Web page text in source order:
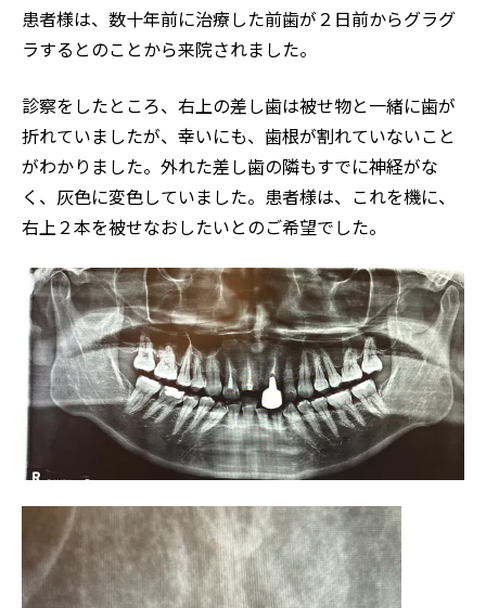
患者様は、数十年前に治療した前歯が２日前からグラグ
ラするとのことから来院されました。
診察をしたところ、右上の差し歯は被せ物と一緒に歯が
折れていましたが、幸いにも、歯根が割れていないこと
がわかりました。外れた差し歯の隣もすでに神経がな
く、灰色に変色していました。患者様は、これを機に、
右上２本を被せなおしたいとのご希望でした。